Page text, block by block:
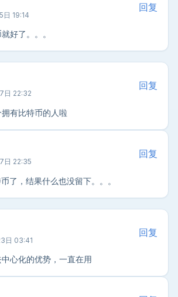
日 19:14
回复
好了。。。
日 22:32
回复
有比特币的人啦
日 22:35
回复
了，结果什么也没留下。。。
日 03:41
回复
心化的优势，一直在用